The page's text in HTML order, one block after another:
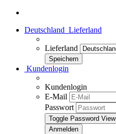
Deutschland Lieferland
Lieferland
Kundenlogin
Kundenlogin
E-Mail
Passwort
Toggle Password View